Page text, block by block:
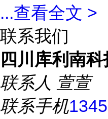
...查看全文 >
联系我们
四川库利南
联系人 萱萱
联系手机